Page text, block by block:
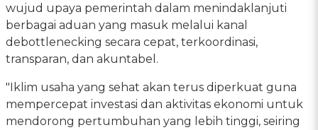
wujud upaya pemerintah dalam menindaklanjuti
berbagai aduan yang masuk melalui kanal
debottlenecking secara cepat, terkoordinasi,
transparan, dan akuntabel.
"Iklim usaha yang sehat akan terus diperkuat guna
mempercepat investasi dan aktivitas ekonomi untuk
mendorong pertumbuhan yang lebih tinggi, seiring